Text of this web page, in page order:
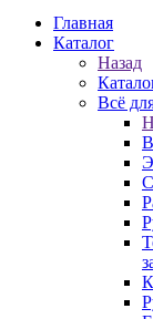
Главная
Каталог
Назад
Всё